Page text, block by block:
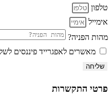
טלפון
אימייל
מהות הפניה?
מאשרים לאפגרייד פיננסים
שליחה
פרטי התקשרות